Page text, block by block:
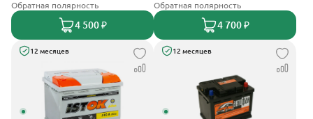
Обратная полярность
4 500 ₽
Обратная полярность
4 700 ₽
12 месяцев 12 месяцев